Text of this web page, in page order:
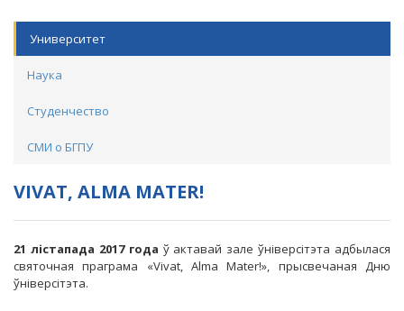
Университет
Наука
Студенчество
СМИ о БГПУ
VIVAT, ALMA MATER!
21 лістапада 2017 года ў актавай зале ўніверсітэта адбылася
святочная праграма «Vivat, Alma Mater!», прысвечаная Дню
ўніверсітэта.